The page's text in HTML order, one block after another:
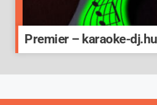
Premier – karaoke-dj.hu